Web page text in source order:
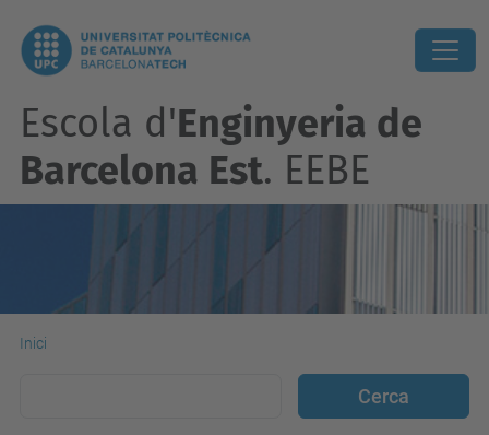
Escola d'Enginyeria de
Barcelona Est. EEBE
Inici